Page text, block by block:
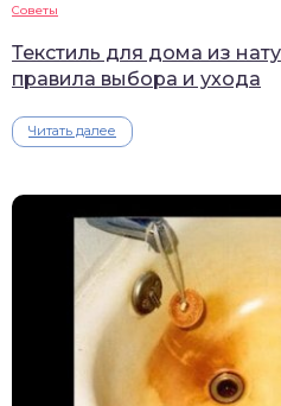
Советы
Текстиль для дома из
правила выбора и ухода
Читать далее